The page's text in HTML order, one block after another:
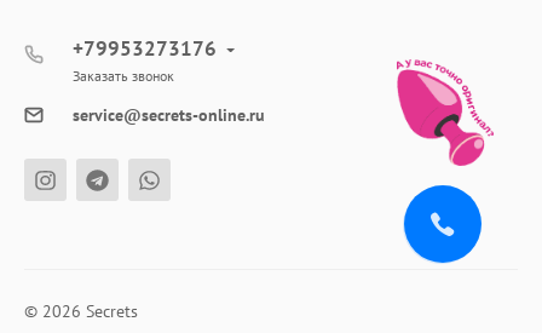
+79953273176
Заказать звонок
service@secrets-online.ru
© 2026 Secrets